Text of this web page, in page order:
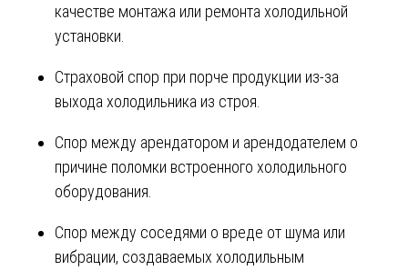
качестве монтажа или ремонта холодильной
установки.
Страховой спор при порче продукции из-за
выхода холодильника из строя.
Спор между арендатором и арендодателем о
причине поломки встроенного холодильного
оборудования.
Спор между соседями о вреде от шума или
вибрации, создаваемых холодильным